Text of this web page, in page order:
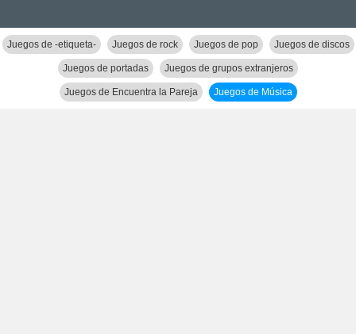
Juegos de -etiqueta- Juegos de rock Juegos de pop Juegos de discos
Juegos de portadas Juegos de grupos extranjeros
Juegos de Encuentra la Pareja Juegos de Música